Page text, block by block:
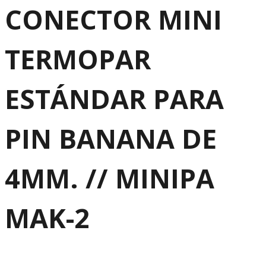
CONECTOR MINI
TERMOPAR
ESTÁNDAR PARA
PIN BANANA DE
4MM. // MINIPA
MAK-2